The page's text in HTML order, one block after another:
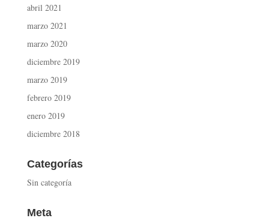
abril 2021
marzo 2021
marzo 2020
diciembre 2019
marzo 2019
febrero 2019
enero 2019
diciembre 2018
Categorías
Sin categoría
Meta